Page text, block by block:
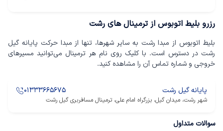
رزرو بلیط اتوبوس از ترمینال های رشت
بلیط اتوبوس از مبدا رشت به سایر شهرها، تنها از مبدا حرکت پایانه گیل
رشت در دسترس است. با کلیک روی نام هر ترمینال می‌توانید مسیرهای
خروجی و شماره تماس آن را مشاهده کنید.
پایانه گیل رشت 01333665675
شهر رشت، میدان گیل، بزرگراه امام علی، ترمینال مسافربری گیل رشت
سوالات متداول